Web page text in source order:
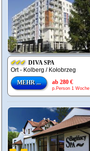
✔✔✔ DIVA SPA
Ort - Kolberg / Kołobrzeg
MEHR ...
ab 280 €
p.Person 1 Woche